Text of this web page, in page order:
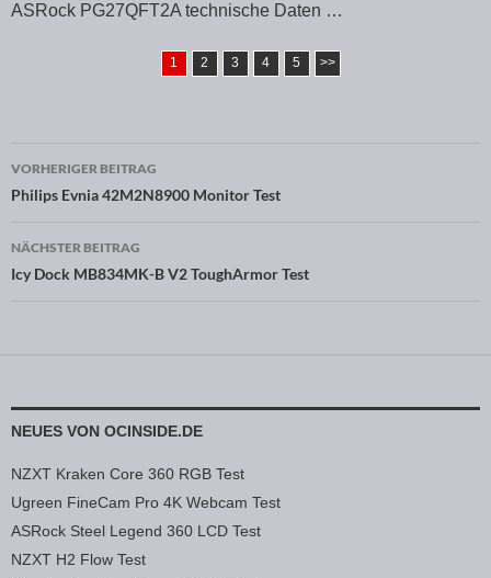
ASRock PG27QFT2A technische Daten …
1 2 3 4 5 >>
Beitragsnavigation
VORHERIGER BEITRAG
Philips Evnia 42M2N8900 Monitor Test
NÄCHSTER BEITRAG
Icy Dock MB834MK-B V2 ToughArmor Test
NEUES VON OCINSIDE.DE
NZXT Kraken Core 360 RGB Test
Ugreen FineCam Pro 4K Webcam Test
ASRock Steel Legend 360 LCD Test
NZXT H2 Flow Test